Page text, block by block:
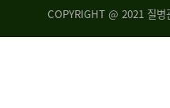
COPYRIGHT @ 2021 질